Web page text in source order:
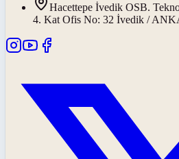
Hacettepe İvedik OSB.
4. Kat Ofis No: 32 İvedik /